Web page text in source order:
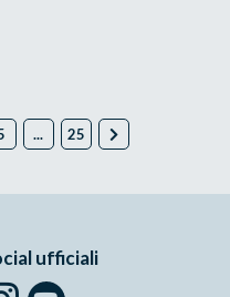
... 25
ufficiali